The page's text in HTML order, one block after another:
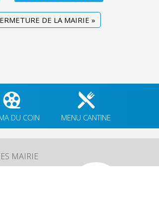
DE LA MAIRIE »
DU COIN MENU CANTINE
MAIRIE